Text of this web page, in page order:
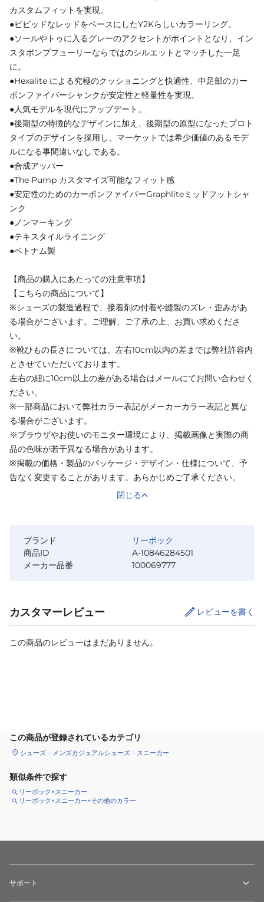
カスタムフィットを実現。
●ビビッドなレッドをベースにしたY2Kらしいカラーリング。
●ソールやトゥに入るグレーのアクセントがポイントとなり、イン
スタポンプフューリーならではのシルエットとマッチした一足
に。
●Hexalite による究極のクッショニングと快適性、中足部のカー
ボンファイバーシャンクが安定性と軽量性を実現。
●人気モデルを現代にアップデート。
●後期型の特徴的なデザインに加え、後期型の原型になったプロト
タイプのデザインを採用し、マーケットでは希少価値のあるモデ
ルになる事間違いなしである。
●合成アッパー
●The Pump カスタマイズ可能なフィット感
●安定性のためのカーボンファイバーGraphliteミッドフットシャ
ンク
●ノンマーキング
●テキスタイルライニング
●ベトナム製
【商品の購入にあたっての注意事項】
【こちらの商品について】
※シューズの製造過程で、接着剤の付着や縫製のズレ・歪みがあ
る場合がございます。ご理解、ご了承の上、お買い求めくださ
い。
※靴ひもの長さについては、左右10cm以内の差までは弊社許容内
とさせていただいております。
左右の紐に10cm以上の差がある場合はメールにてお問い合わせく
ださい。
※一部商品において弊社カラー表記がメーカーカラー表記と異な
る場合がございます。
※ブラウザやお使いのモニター環境により、掲載画像と実際の商
品の色味が若干異なる場合があります。
※掲載の価格・製品のパッケージ・デザイン・仕様について、予
告なく変更することがあります。あらかじめご了承ください。
閉じる
ブランド
リーボック
商品ID
A-10846284501
メーカー品番
100069777
カスタマーレビュー レビューを書く
この商品のレビューはまだありません。
この商品が登録されているカテゴリ
シューズ メンズカジュアルシューズ スニーカー
類似条件で探す
リーボック×スニーカー
リーボック×スニーカー×その他のカラー
サポート